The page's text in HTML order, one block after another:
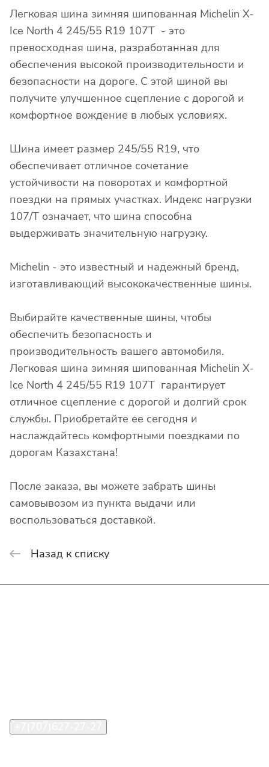
Легковая шина зимняя шипованная Michelin X-
Ice North 4 245/55 R19 107T - это
превосходная шина, разработанная для
обеспечения высокой производительности и
безопасности на дороге. С этой шиной вы
получите улучшенное сцепление с дорогой и
комфортное вождение в любых условиях.
Шина имеет размер 245/55 R19, что
обеспечивает отличное сочетание
устойчивости на поворотах и комфортной
поездки на прямых участках. Индекс нагрузки
107/T означает, что шина способна
выдерживать значительную нагрузку.
Michelin - это известный и надежный бренд,
изготавливающий высококачественные шины.
Выбирайте качественные шины, чтобы
обеспечить безопасность и
производительность вашего автомобиля.
Легковая шина зимняя шипованная Michelin X-
Ice North 4 245/55 R19 107T гарантирует
отличное сцепление с дорогой и долгий срок
службы. Приобретайте ее сегодня и
наслаждайтесь комфортными поездками по
дорогам Казахстана!
После заказа, вы можете забрать шины
самовывозом из пункта выдачи или
воспользоваться доставкой.
Назад к списку